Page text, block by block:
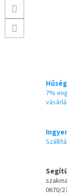
7%
0670/